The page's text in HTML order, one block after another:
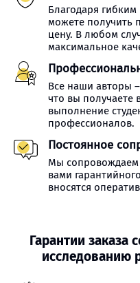
Благодаря
можете получить
цену. В любом
максимальное
Все наши авторы
что вы получаете
выполнение
профессионалов.
Постоянное
Мы сопровождаем
вами
вносятся
Гарантии заказа
исследованию